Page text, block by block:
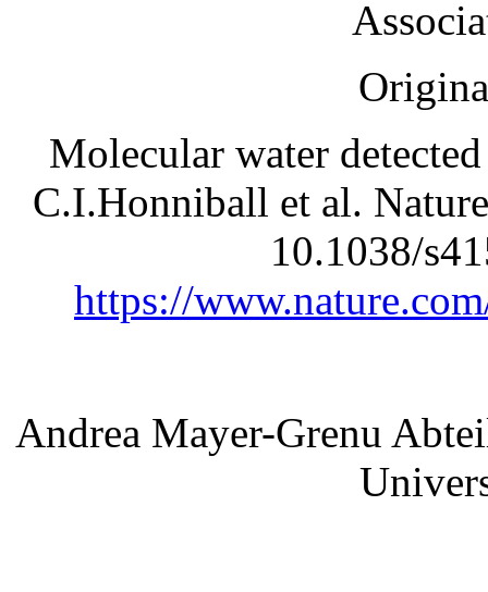
Molecular water
C.I.Honniball et al.
10.1038/
https://
Andrea Mayer-Grenu